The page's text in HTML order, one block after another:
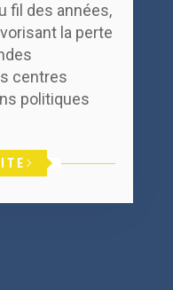
fil des années,
la perte
centres
politiques